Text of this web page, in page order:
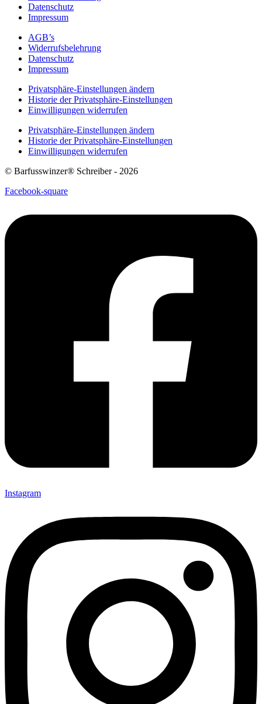
Datenschutz
Impressum
AGB’s
Widerrufsbelehrung
Datenschutz
Impressum
Privatsphäre-Einstellungen ändern
Historie der Privatsphäre-Einstellungen
Einwilligungen widerrufen
Privatsphäre-Einstellungen ändern
Historie der Privatsphäre-Einstellungen
Einwilligungen widerrufen
© Barfusswinzer® Schreiber - 2026
Facebook-square
Instagram